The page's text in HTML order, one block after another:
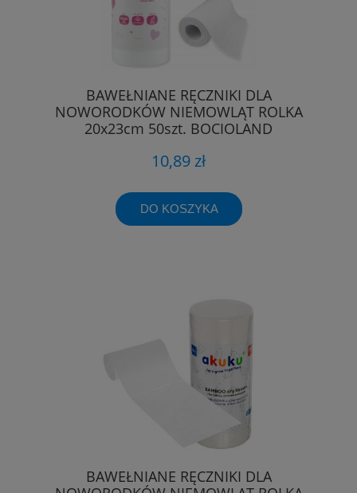
BAWEŁNIANE RĘCZNIKI DLA
NOWORODKÓW NIEMOWLĄT ROLKA
20x23cm 50szt. BOCIOLAND
10,89 zł
DO KOSZYKA
BAWEŁNIANE RĘCZNIKI DLA